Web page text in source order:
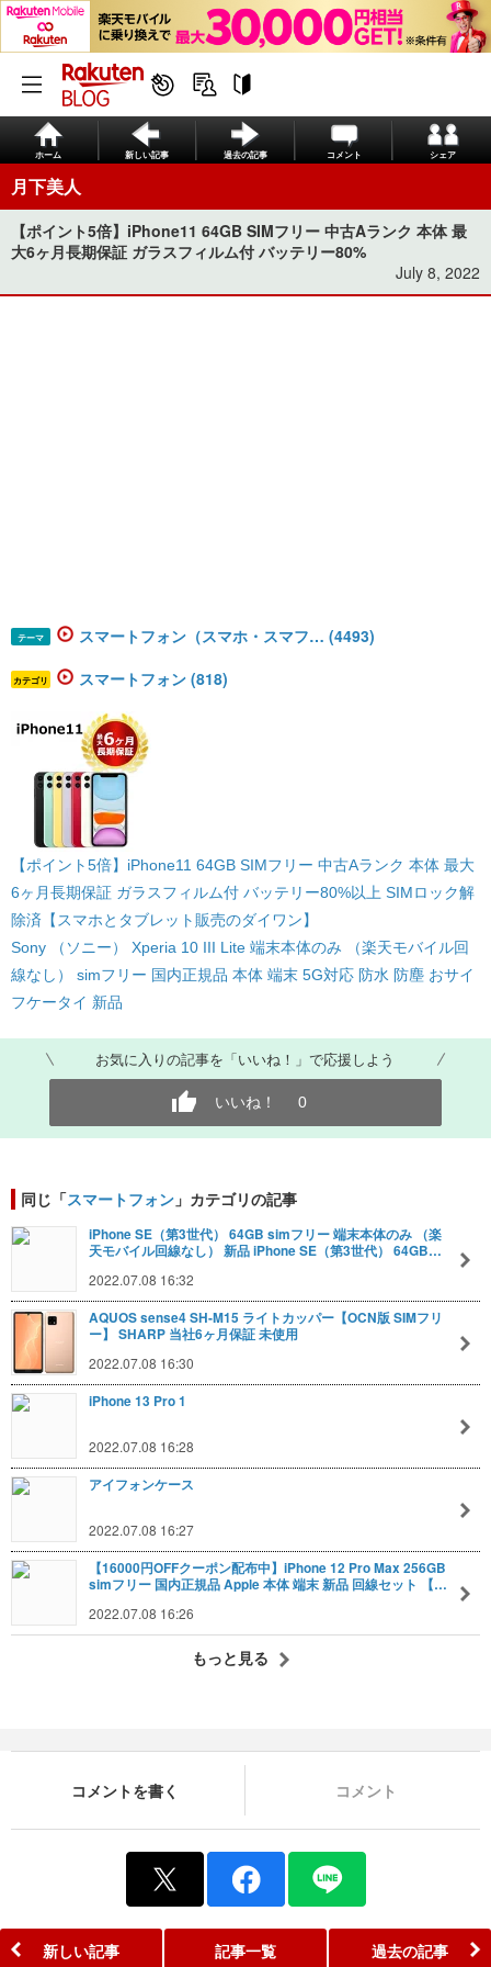
ホーム 新しい記事 過去の記事 コメント シェア
月下美人
【ポイント5倍】iPhone11 64GB SIMフリー 中古Aランク 本体 最
大6ヶ月長期保証 ガラスフィルム付 バッテリー80%
July 8, 2022
テーマ スマートフォン（スマホ・スマフ… (4493)
カテゴリ スマートフォン (818)
【ポイント5倍】iPhone11 64GB SIMフリー 中古Aランク 本体 最大
6ヶ月長期保証 ガラスフィルム付 バッテリー80%以上 SIMロック解
除済【スマホとタブレット販売のダイワン】
Sony （ソニー） Xperia 10 III Lite 端末本体のみ （楽天モバイル回
線なし） simフリー 国内正規品 本体 端末 5G対応 防水 防塵 おサイ
フケータイ 新品
お気に入りの記事を「いいね！」で応援しよう
いいね！ 0
同じ「スマートフォン 」カテゴリの記事
iPhone SE（第3世代） 64GB simフリー 端末本体のみ （楽
天モバイル回線なし） 新品 iPhone SE（第3世代） 64GB…
2022.07.08 16:32
AQUOS sense4 SH-M15 ライトカッパー【OCN版 SIMフリ
ー】 SHARP 当社6ヶ月保証 未使用
2022.07.08 16:30
iPhone 13 Pro 1
2022.07.08 16:28
アイフォンケース
2022.07.08 16:27
【16000円OFFクーポン配布中】iPhone 12 Pro Max 256GB
simフリー 国内正規品 Apple 本体 端末 新品 回線セット 【…
2022.07.08 16:26
もっと見る
コメントを書く コメント
新しい記事 記事一覧 過去の記事